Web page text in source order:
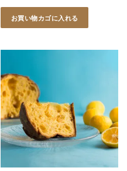
お買い物カゴに入れる